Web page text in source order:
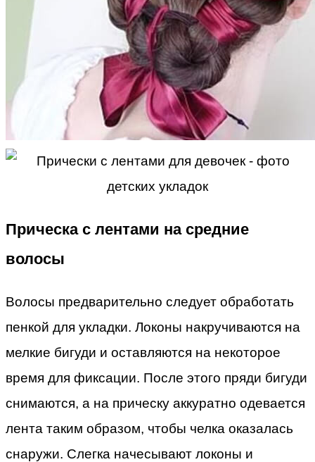
Прическа с лентами на средние
волосы
Волосы предварительно следует обработать
пенкой для укладки. Локоны накручиваются на
мелкие бигуди и оставляются на некоторое
время для фиксации. После этого пряди бигуди
снимаются, а на прическу аккуратно одевается
лента таким образом, чтобы челка оказалась
снаружи. Слегка начесывают локоны и